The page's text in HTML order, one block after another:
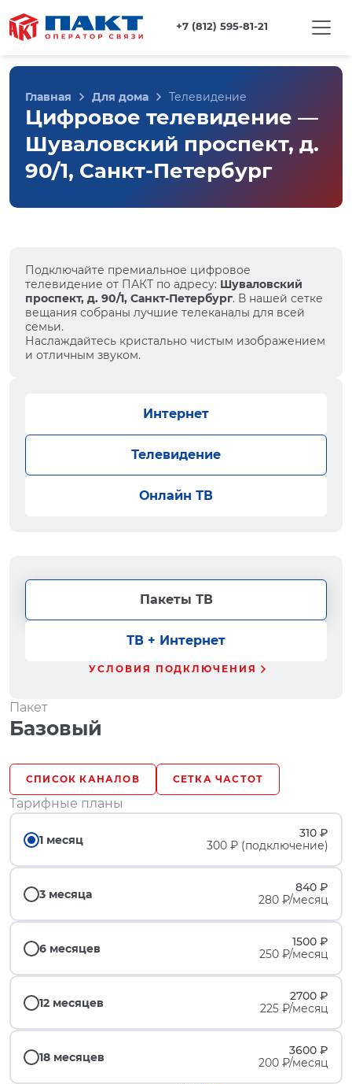
+7 (812) 595-81-21
Главная Для дома Телевидение
Цифровое телевидение —
Шуваловский проспект, д.
90/1, Санкт-Петербург
Подключайте премиальное цифровое
телевидение от ПАКТ по адресу: Шуваловский
проспект, д. 90/1, Санкт-Петербург. В нашей сетке
вещания собраны лучшие телеканалы для всей
семьи.
Наслаждайтесь кристально чистым изображением
и отличным звуком.
Интернет
Телевидение
Онлайн ТВ
Пакеты ТВ
ТВ + Интернет
УСЛОВИЯ ПОДКЛЮЧЕНИЯ
Пакет
Базовый
СПИСОК КАНАЛОВ СЕТКА ЧАСТОТ
Тарифные планы
1 месяц
310 ₽
300 ₽ (подключение)
3 месяца
840 ₽
280 ₽/месяц
6 месяцев
1500 ₽
250 ₽/месяц
12 месяцев
2700 ₽
225 ₽/месяц
18 месяцев
3600 ₽
200 ₽/месяц